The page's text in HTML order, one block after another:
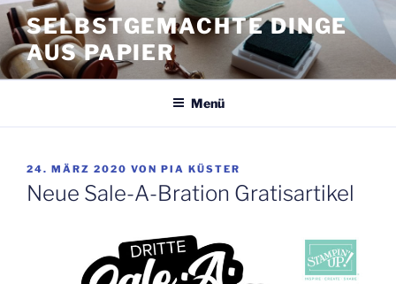
Zum
Inhalt
springen
SELBSTGEMACHTE DINGE
AUS PAPIER
Menü
VERÖFFENTLICHT
AM
24. MÄRZ 2020 VON PIA KÜSTER
Neue Sale-A-Bration Gratisartikel